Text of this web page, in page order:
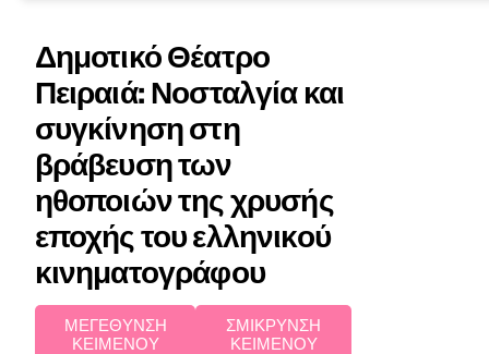
Δημοτικό Θέατρο
Πειραιά: Νοσταλγία και
συγκίνηση στη
βράβευση των
ηθοποιών της χρυσής
εποχής του ελληνικού
κινηματογράφου
ΜΕΓΕΘΥΝΣΗ
ΚΕΙΜΕΝΟΥ
ΣΜΙΚΡΥΝΣΗ
ΚΕΙΜΕΝΟΥ